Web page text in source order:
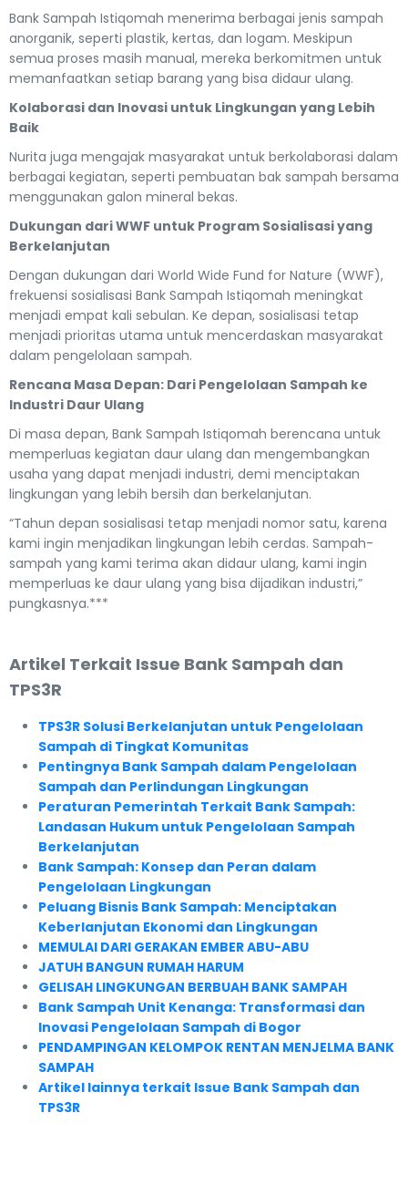
Bank Sampah Istiqomah menerima berbagai jenis sampah
anorganik, seperti plastik, kertas, dan logam. Meskipun
semua proses masih manual, mereka berkomitmen untuk
memanfaatkan setiap barang yang bisa didaur ulang.
Kolaborasi dan Inovasi untuk Lingkungan yang Lebih
Baik
Nurita juga mengajak masyarakat untuk berkolaborasi dalam
berbagai kegiatan, seperti pembuatan bak sampah bersama
menggunakan galon mineral bekas.
Dukungan dari WWF untuk Program Sosialisasi yang
Berkelanjutan
Dengan dukungan dari World Wide Fund for Nature (WWF),
frekuensi sosialisasi Bank Sampah Istiqomah meningkat
menjadi empat kali sebulan. Ke depan, sosialisasi tetap
menjadi prioritas utama untuk mencerdaskan masyarakat
dalam pengelolaan sampah.
Rencana Masa Depan: Dari Pengelolaan Sampah ke
Industri Daur Ulang
Di masa depan, Bank Sampah Istiqomah berencana untuk
memperluas kegiatan daur ulang dan mengembangkan
usaha yang dapat menjadi industri, demi menciptakan
lingkungan yang lebih bersih dan berkelanjutan.
“Tahun depan sosialisasi tetap menjadi nomor satu, karena
kami ingin menjadikan lingkungan lebih cerdas. Sampah-
sampah yang kami terima akan didaur ulang, kami ingin
memperluas ke daur ulang yang bisa dijadikan industri,”
pungkasnya.***
Artikel Terkait Issue Bank Sampah dan
TPS3R
TPS3R Solusi Berkelanjutan untuk Pengelolaan
Sampah di Tingkat Komunitas
Pentingnya Bank Sampah dalam Pengelolaan
Sampah dan Perlindungan Lingkungan
Peraturan Pemerintah Terkait Bank Sampah:
Landasan Hukum untuk Pengelolaan Sampah
Berkelanjutan
Bank Sampah: Konsep dan Peran dalam
Pengelolaan Lingkungan
Peluang Bisnis Bank Sampah: Menciptakan
Keberlanjutan Ekonomi dan Lingkungan
MEMULAI DARI GERAKAN EMBER ABU-ABU
JATUH BANGUN RUMAH HARUM
GELISAH LINGKUNGAN BERBUAH BANK SAMPAH
Bank Sampah Unit Kenanga: Transformasi dan
Inovasi Pengelolaan Sampah di Bogor
PENDAMPINGAN KELOMPOK RENTAN MENJELMA BANK
SAMPAH
Artikel lainnya terkait Issue Bank Sampah dan
TPS3R